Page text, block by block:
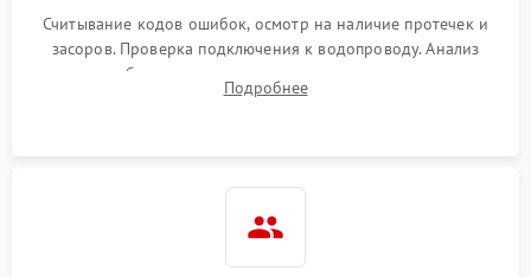
Считывание кодов ошибок, осмотр на наличие протечек и
засоров. Проверка подключения к водопроводу. Анализ
жалоб на отсутствие слива, нагрева, вращения
разбрызгивателей или срабатывание системы защиты
Подробнее